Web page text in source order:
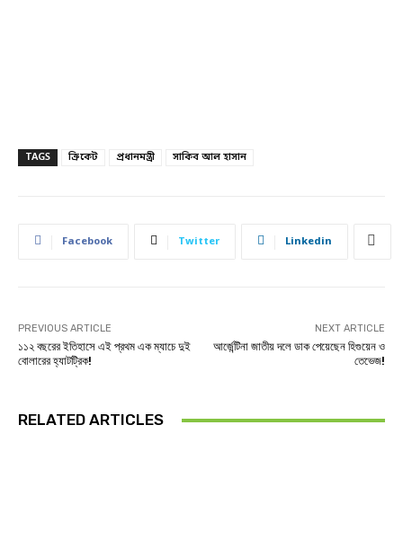
TAGS ক্রিকেট প্রধানমন্ত্রী সাকিব আল হাসান
Facebook Twitter Linkedin
PREVIOUS ARTICLE
১১২ বছরের ইতিহাসে এই প্রথম এক ম্যাচে দুই
বোলারের হ্যাটট্রিক!
NEXT ARTICLE
আর্জেন্টিনা জাতীয় দলে ডাক পেয়েছেন হিগুয়েন ও
তেভেজ!
RELATED ARTICLES